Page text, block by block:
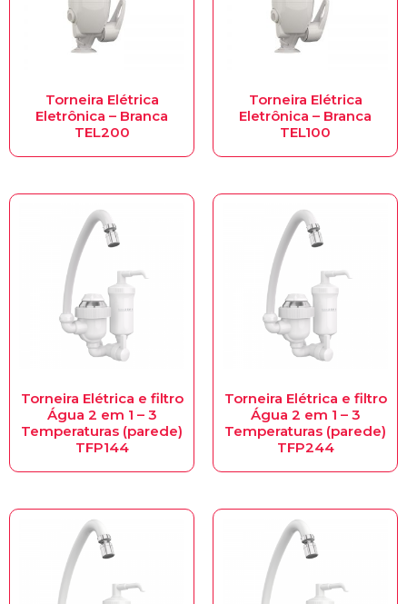
Torneira Elétrica
Eletrônica – Branca
TEL200
Torneira Elétrica
Eletrônica – Branca
TEL100
Torneira Elétrica e filtro
Água 2 em 1 – 3
Temperaturas (parede)
TFP144
Torneira Elétrica e filtro
Água 2 em 1 – 3
Temperaturas (parede)
TFP244